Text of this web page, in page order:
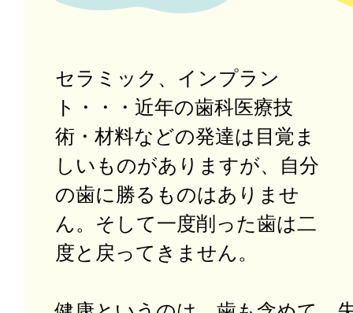
セラミック、インプラン
ト・・・近年の歯科医療技
術・材料などの発達は目覚ま
しいものがありますが、自分
の歯に勝るものはありませ
ん。そして一度削った歯は二
度と戻ってきません。